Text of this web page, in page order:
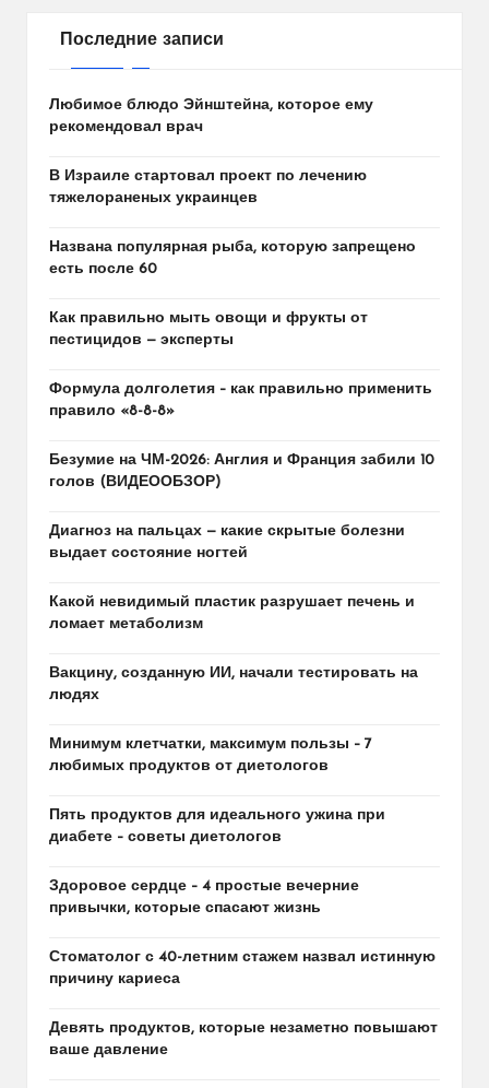
Последние записи
Любимое блюдо Эйнштейна, которое ему
рекомендовал врач
В Израиле стартовал проект по лечению
тяжелораненых украинцев
Названа популярная рыба, которую запрещено
есть после 60
Как правильно мыть овощи и фрукты от
пестицидов — эксперты
Формула долголетия – как правильно применить
правило «8-8-8»
Безумие на ЧМ-2026: Англия и Франция забили 10
голов (ВИДЕООБЗОР)
Диагноз на пальцах — какие скрытые болезни
выдает состояние ногтей
Какой невидимый пластик разрушает печень и
ломает метаболизм
Вакцину, созданную ИИ, начали тестировать на
людях
Минимум клетчатки, максимум пользы – 7
любимых продуктов от диетологов
Пять продуктов для идеального ужина при
диабете – советы диетологов
Здоровое сердце – 4 простые вечерние
привычки, которые спасают жизнь
Стоматолог с 40-летним стажем назвал истинную
причину кариеса
Девять продуктов, которые незаметно повышают
ваше давление